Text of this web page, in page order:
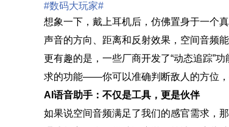
#数码大玩家#
想象一下，戴上耳机后，仿佛置身于一个
声音的方向、距离和反射效果，空间音频
更有趣的是，一些厂商开发了“动态追踪”
求的功能——你可以准确判断敌人的方位，
AI语音助手：不仅是工具，更是伙伴
如果说空间音频满足了我们的感官需求，